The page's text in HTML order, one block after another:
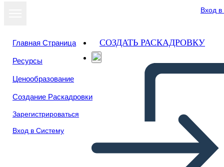
Вход
Главная Страница
Ресурсы
Ценообразование
Создание Раскадровки
Зарегистрироваться
Вход в Систему
СОЗДАТЬ РАСКАДРОВКУ